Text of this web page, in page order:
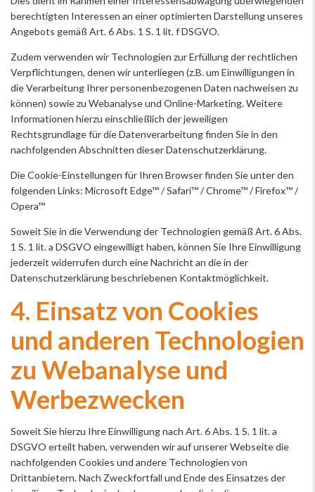
berechtigten Interessen an einer optimierten Darstellung unseres
Angebots gemäß Art. 6 Abs. 1 S. 1 lit. f DSGVO.
Zudem verwenden wir Technologien zur Erfüllung der rechtlichen
Verpflichtungen, denen wir unterliegen (z.B. um Einwilligungen in
die Verarbeitung Ihrer personenbezogenen Daten nachweisen zu
können) sowie zu Webanalyse und Online-Marketing. Weitere
Informationen hierzu einschließlich der jeweiligen
Rechtsgrundlage für die Datenverarbeitung finden Sie in den
nachfolgenden Abschnitten dieser Datenschutzerklärung.
Die Cookie-Einstellungen für Ihren Browser finden Sie unter den
folgenden Links: Microsoft Edge™/Safari™/Chrome™/Firefox™/
Opera™
Soweit Sie in die Verwendung der Technologien gemäß Art. 6 Abs.
1 S. 1 lit. a DSGVO eingewilligt haben, können Sie Ihre Einwilligung
jederzeit widerrufen durch eine Nachricht an die in der
Datenschutzerklärung beschriebenen Kontaktmöglichkeit.
4. Einsatz von Cookies
und anderen Technologien
zu Webanalyse und
Werbezwecken
Soweit Sie hierzu Ihre Einwilligung nach Art. 6 Abs. 1 S. 1 lit. a
DSGVO erteilt haben, verwenden wir auf unserer Webseite die
nachfolgenden Cookies und andere Technologien von
Drittanbietern. Nach Zweckfortfall und Ende des Einsatzes der